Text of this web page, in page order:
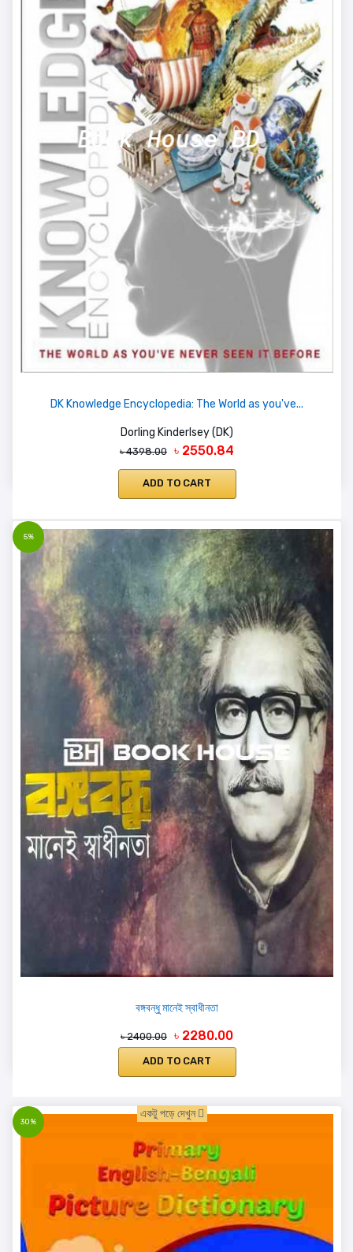
DK Knowledge Encyclopedia: The World as you've...
Dorling Kinderlsey (DK)
৳ 4398.00 ৳ 2550.84
ADD TO CART
5%
বঙ্গবন্ধু মানেই স্বাধীনতা
৳ 2400.00 ৳ 2280.00
ADD TO CART
30%
একটু পড়ে দেখুন